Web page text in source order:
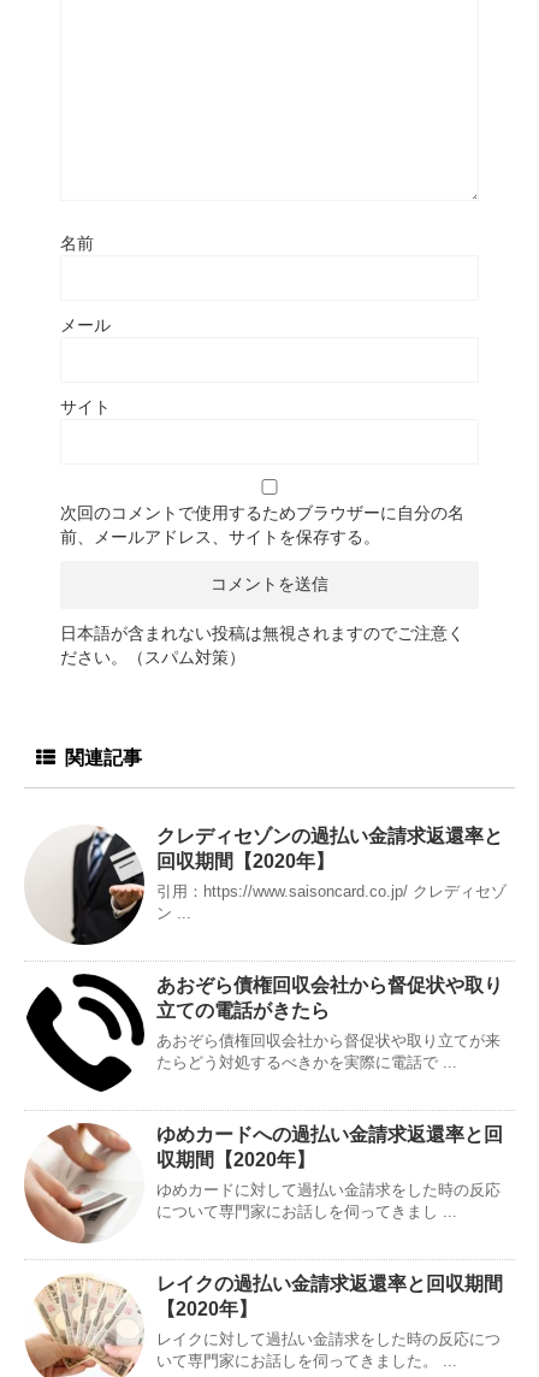
名前
メール
サイト
次回のコメントで使用するためブラウザーに自分の名
前、メールアドレス、サイトを保存する。
日本語が含まれない投稿は無視されますのでご注意く
ださい。（スパム対策）
関連記事
クレディセゾンの過払い金請求返還率と
回収期間【2020年】
引用：https://www.saisoncard.co.jp/ クレディセゾ
ン ...
あおぞら債権回収会社から督促状や取り
立ての電話がきたら
あおぞら債権回収会社から督促状や取り立てが来
たらどう対処するべきかを実際に電話で ...
ゆめカードへの過払い金請求返還率と回
収期間【2020年】
ゆめカードに対して過払い金請求をした時の反応
について専門家にお話しを伺ってきまし ...
レイクの過払い金請求返還率と回収期間
【2020年】
レイクに対して過払い金請求をした時の反応につ
いて専門家にお話しを伺ってきました。 ...